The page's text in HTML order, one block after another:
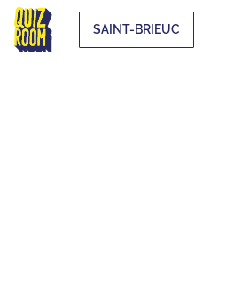
SAINT-BRIEUC